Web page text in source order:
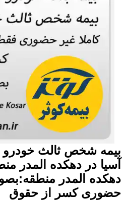
بیمه شخص ثالث خودرو
آسیا در دهکده المدر
دهکده المدر
حضوری کسر از حقوق